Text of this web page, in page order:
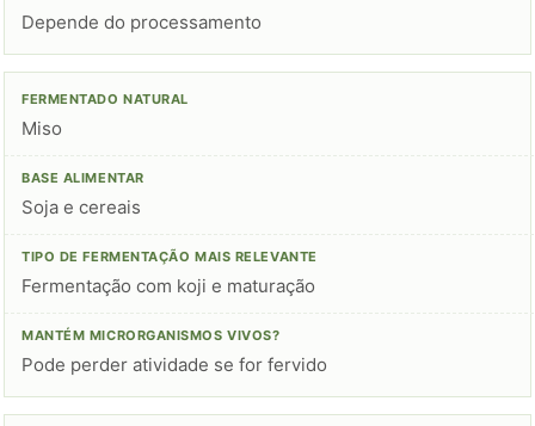
Depende do processamento
Miso
Soja e cereais
Fermentação com koji e maturação
Pode perder atividade se for fervido